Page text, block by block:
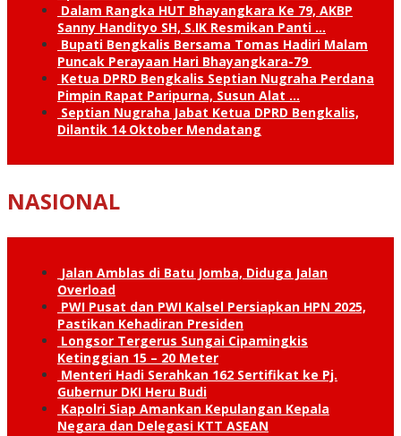
Dalam Rangka HUT Bhayangkara Ke 79, AKBP
Sanny Handityo SH, S.IK Resmikan Panti …
Bupati Bengkalis Bersama Tomas Hadiri Malam
Puncak Perayaan Hari Bhayangkara-79
Ketua DPRD Bengkalis Septian Nugraha Perdana
Pimpin Rapat Paripurna, Susun Alat …
Septian Nugraha Jabat Ketua DPRD Bengkalis,
Dilantik 14 Oktober Mendatang
NASIONAL
Jalan Amblas di Batu Jomba, Diduga Jalan
Overload
PWI Pusat dan PWI Kalsel Persiapkan HPN 2025,
Pastikan Kehadiran Presiden
Longsor Tergerus Sungai Cipamingkis
Ketinggian 15 – 20 Meter
Menteri Hadi Serahkan 162 Sertifikat ke Pj.
Gubernur DKI Heru Budi
Kapolri Siap Amankan Kepulangan Kepala
Negara dan Delegasi KTT ASEAN